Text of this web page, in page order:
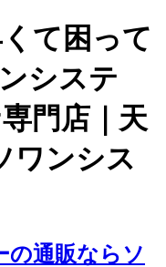
て困って
システ
門店｜天
ワンシス
の通販ならソ